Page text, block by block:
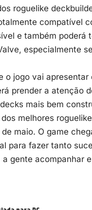
roguelike
compatível
e também poderá
especialmente
o jogo vai
prender a atenção
mais bem
melhores
maio. O game
para fazer tanto
gente acompanhar